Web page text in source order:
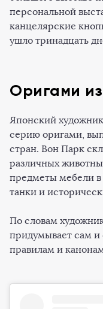
персональной
канцелярские
ушло тринадцать
Оригами
Японский
серию оригами,
стран. Вон Парк
различных
предметы мебели
танки и
По словам
придумывает сам и
правилам и